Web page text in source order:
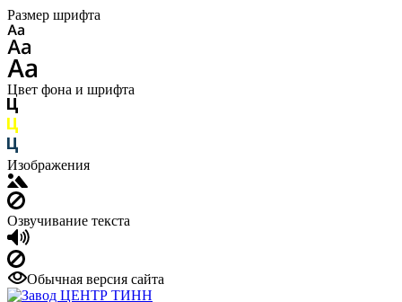
Размер шрифта
Цвет фона и шрифта
Изображения
Озвучивание текста
Обычная версия сайта